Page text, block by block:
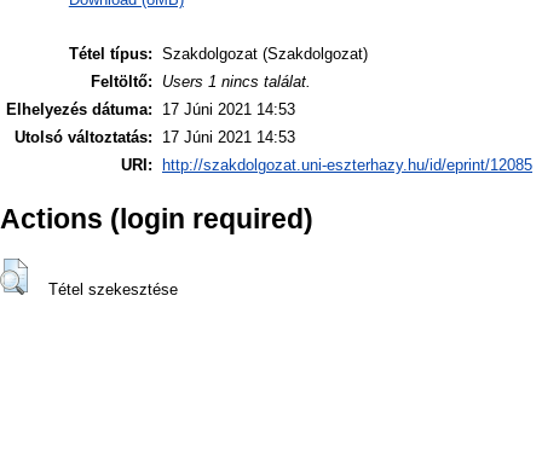
Tétel típus: Szakdolgozat (Szakdolgozat)
Feltöltő:
Users 1 nincs találat.
Elhelyezés dátuma:
17 Júni 2021 14:53
Utolsó változtatás:
17 Júni 2021 14:53
URI:
http://szakdolgozat.uni-eszterhazy.hu/id/eprint/12085
Actions (login required)
Tétel szekesztése